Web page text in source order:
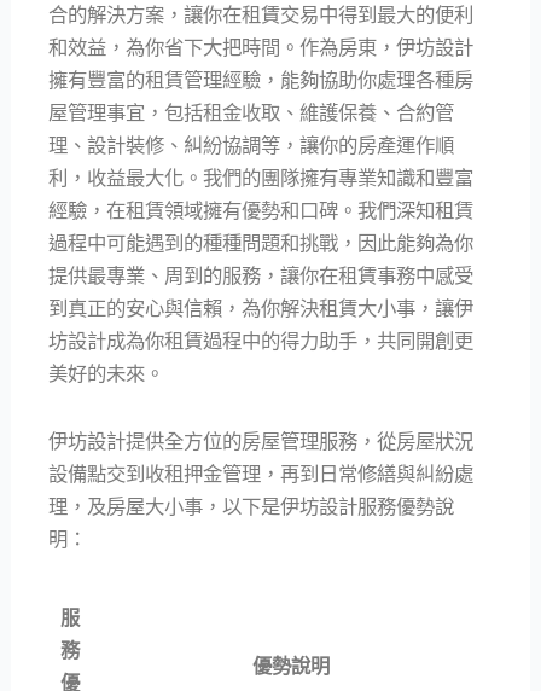
合的解決方案，讓你在租賃交易中得到最大的便利
和效益，為你省下大把時間。作為房東，伊坊設計
擁有豐富的租賃管理經驗，能夠協助你處理各種房
屋管理事宜，包括租金收取、維護保養、合約管
理、設計裝修、糾紛協調等，讓你的房產運作順
利，收益最大化。我們的團隊擁有專業知識和豐富
經驗，在租賃領域擁有優勢和口碑。我們深知租賃
過程中可能遇到的種種問題和挑戰，因此能夠為你
提供最專業、周到的服務，讓你在租賃事務中感受
到真正的安心與信賴，為你解決租賃大小事，讓伊
坊設計成為你租賃過程中的得力助手，共同開創更
美好的未來。
伊坊設計提供全方位的房屋管理服務，從房屋狀況
設備點交到收租押金管理，再到日常修繕與糾紛處
理，及房屋大小事，以下是伊坊設計服務優勢說
明：
服
務
優
優勢說明